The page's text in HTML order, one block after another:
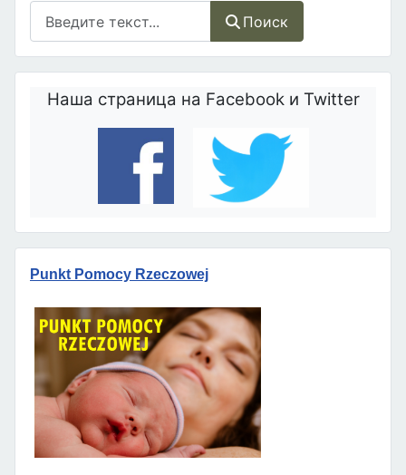
Поиск
Наша страница на Facebook и Twitter
Punkt Pomocy Rzeczowej